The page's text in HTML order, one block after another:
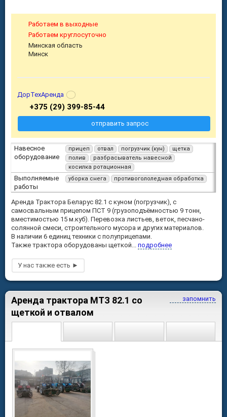
Навесное
оборудование
прицеп отвал погрузчик (кун)
щетка
полив
разбрасыватель навесной
косилка ротационная
Выполняемые
работы
уборка снега противогололедная обработка
Аренда Трактора Беларус 82.1 с куном (погрузчик), с
самосвальным прицепом ПСТ 9 (грузоподъёмностью 9 тонн,
вместимостью 15 м.куб). Перевозка листьев, веток, песчано-
солянной смеси, строительного мусора и других материалов.
В наличии 6 единиц техники с полуприцепами.
Также трактора оборудованы щеткой... подробнее
Работаем в выходные
Работаем круглосуточно
Минская область
Минск
ДорТехАренда
+375 (29) 399-85-44
отправить запрос
запомнить
Аренда трактора МТЗ 82.1 со
щеткой и отвалом